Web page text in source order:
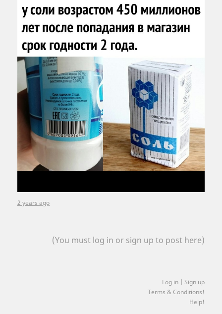
2 years ago
(You must log in or sign up to post here)
Log in | Sign up
Terms & Conditions!
Help!